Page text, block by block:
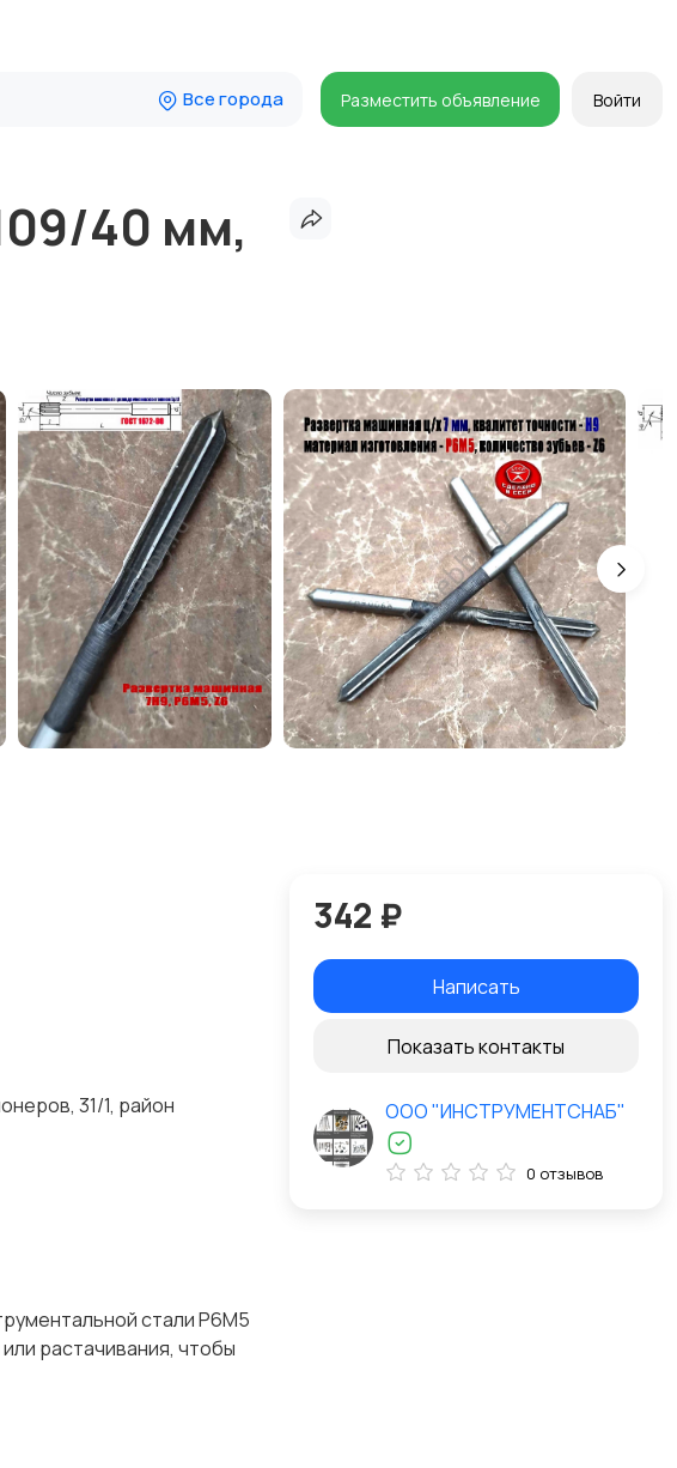
Все города Разместить объявление Войти
40 мм,
31/1, район
стали Р6М5
растачивания, чтобы
342 ₽
Написать
Показать контакты
ООО "ИНСТРУМЕНТСНАБ"
0 отзывов